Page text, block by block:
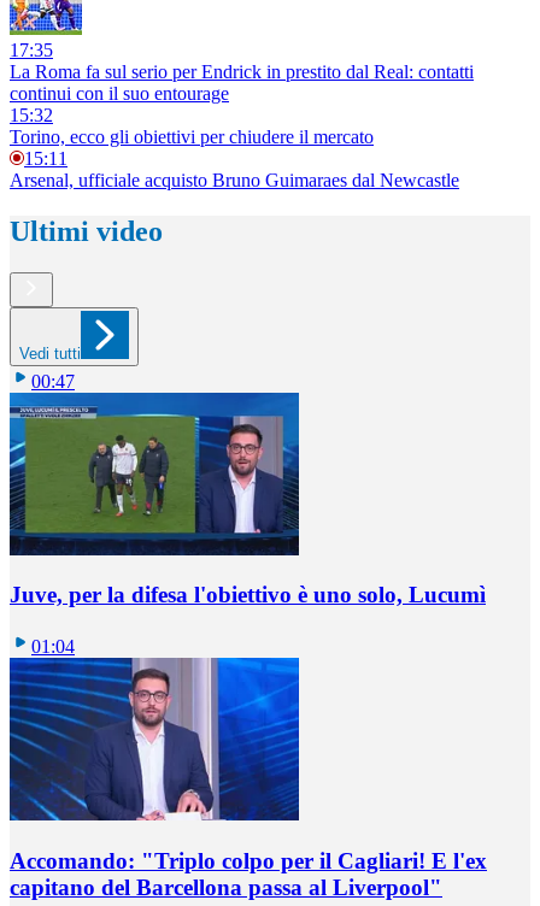
17:35
La Roma fa sul serio per Endrick in prestito dal Real: contatti
continui con il suo entourage
15:32
Torino, ecco gli obiettivi per chiudere il mercato
15:11
Arsenal, ufficiale acquisto Bruno Guimaraes dal Newcastle
Ultimi video
Vedi tutti
00:47
Juve, per la difesa l'obiettivo è uno solo, Lucumì
01:04
Accomando: "Triplo colpo per il Cagliari! E l'ex
capitano del Barcellona passa al Liverpool"